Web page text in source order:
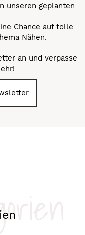
unseren geplanten
Chance auf tolle
Nähen.
an und verpasse